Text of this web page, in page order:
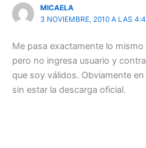
MICAELA
3 NOVIEMBRE, 2010 A LAS
Me pasa exactamente lo
pero no ingresa usuario y
que soy válidos. Obviamente
sin estar la descarga oficial.